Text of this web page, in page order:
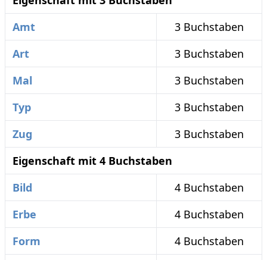
Amt
3 Buchstaben
Art
3 Buchstaben
Mal
3 Buchstaben
Typ
3 Buchstaben
Zug
3 Buchstaben
Eigenschaft mit 4 Buchstaben
Bild
4 Buchstaben
Erbe
4 Buchstaben
Form
4 Buchstaben